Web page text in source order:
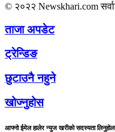
© २०२२ Newskhari.com
ताजा अपडेट
ट्रेन्डिङ
छुटाउनै नहुने
खोज्नुहोस
आफ्नो ईमेल हालेर न्युज खरीको सदस्यता